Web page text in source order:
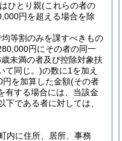
ひとり親(これらの者の
円を超える場合を除
等割のみを課すべきもの
円にその者の同一
未満の者及び控除対象扶
て同じ。)の数に1を加え
を加算した金額(その者
有する場合には、当該金
下である者に対しては、
内に住所、居所、事務